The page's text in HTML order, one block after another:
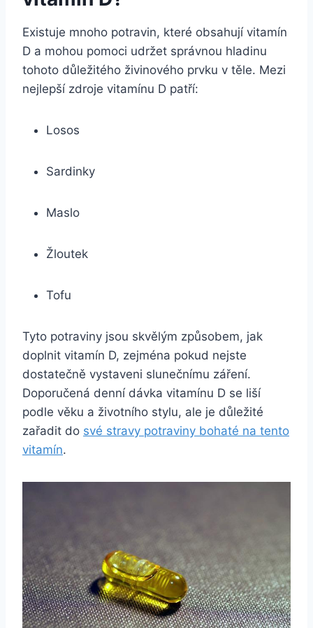
Existuje mnoho potravin, které obsahují vitamín
D a mohou pomoci udržet správnou hladinu
tohoto důležitého živinového prvku v těle. Mezi
nejlepší zdroje vitamínu D patří:
Losos
Sardinky
Maslo
Žloutek
Tofu
Tyto potraviny jsou skvělým způsobem, jak
doplnit vitamín D, zejména pokud nejste
dostatečně vystaveni slunečnímu záření.
Doporučená denní dávka vitamínu D se liší
podle věku a životního stylu, ale je důležité
zařadit do své stravy potraviny bohaté na tento
vitamín.